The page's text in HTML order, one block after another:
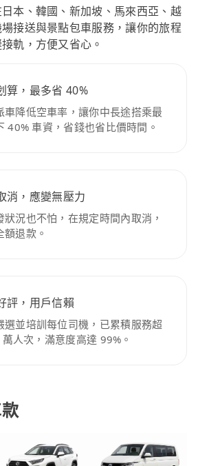
本、韓國、新加坡、馬來西亞、越
接送與景點包車服務，讓你的旅程
軌，方便又省心。
算，最多省 40%
車降低空車率，讓你中長途搭乘最
40% 車資，省錢也省比價時間。
消，應變無壓力
狀況也不怕，在規定時間內取消，
額退款。
評，用戶信賴
選並培訓每位司機，已累積服務超
人次，滿意度高達 99%。